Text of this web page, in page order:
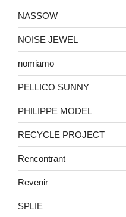
NASSOW
NOISE JEWEL
nomiamo
PELLICO SUNNY
PHILIPPE MODEL
RECYCLE PROJECT
Rencontrant
Revenir
SPLIE